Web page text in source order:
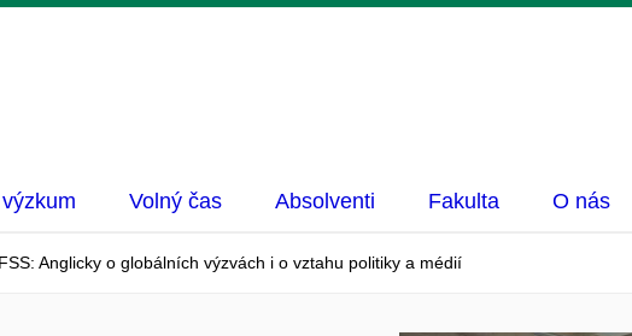
Volný čas Absolventi Fakulta O nás
Anglicky o globálních výzvách i o vztahu politiky a médií